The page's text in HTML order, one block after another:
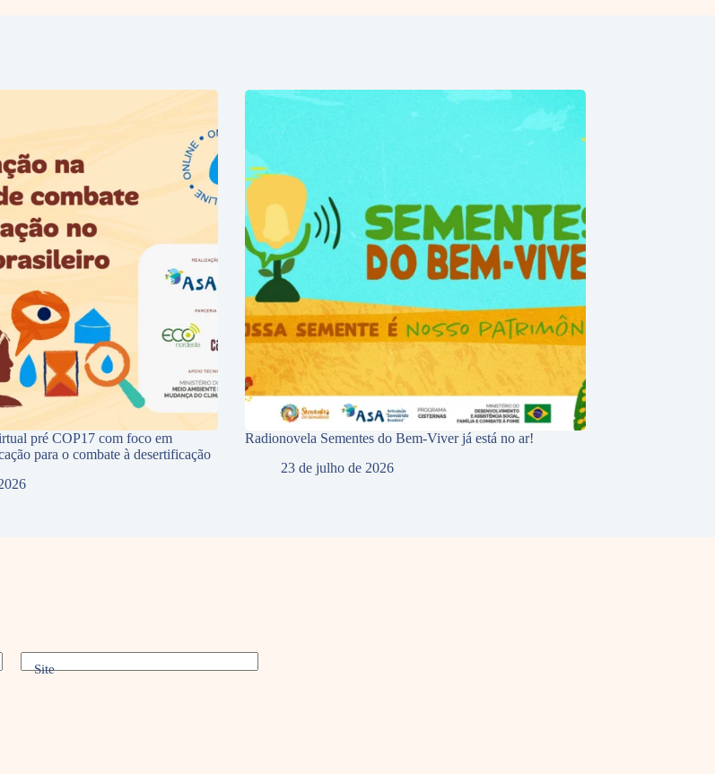
pré COP17 com foco em
para o combate à desertificação
Radionovela Sementes do Bem-Viver já está no ar!
23 de julho de 2026
Site